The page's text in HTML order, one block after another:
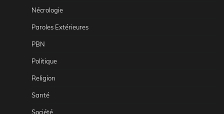
Nécrologie
Paroles Extérieures
PBN
Politique
Religion
Santé
Société